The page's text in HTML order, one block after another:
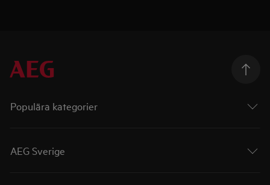
Populära kategorier
AEG Sverige